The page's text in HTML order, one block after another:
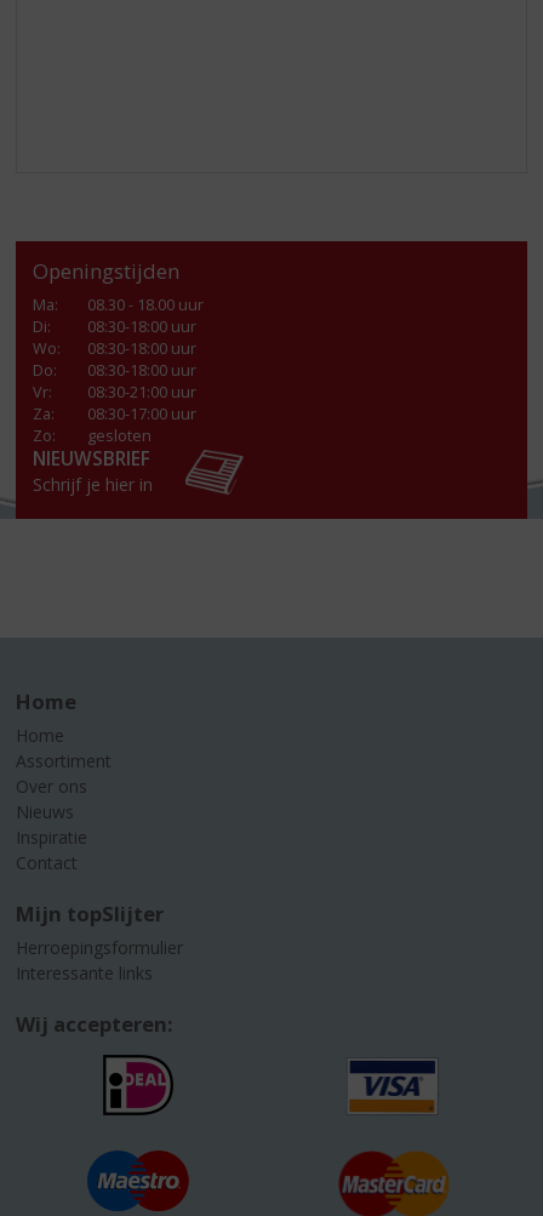
Openingstijden
Ma:
08.30 - 18.00 uur
Di:
08:30-18:00 uur
Wo:
08:30-18:00 uur
Do:
08:30-18:00 uur
Vr:
08:30-21:00 uur
Za:
08:30-17:00 uur
Zo:
gesloten
NIEUWSBRIEF
Schrijf je hier in
Home
Home
Assortiment
Over ons
Nieuws
Inspiratie
Contact
Mijn topSlijter
Herroepingsformulier
Interessante links
Wij accepteren: